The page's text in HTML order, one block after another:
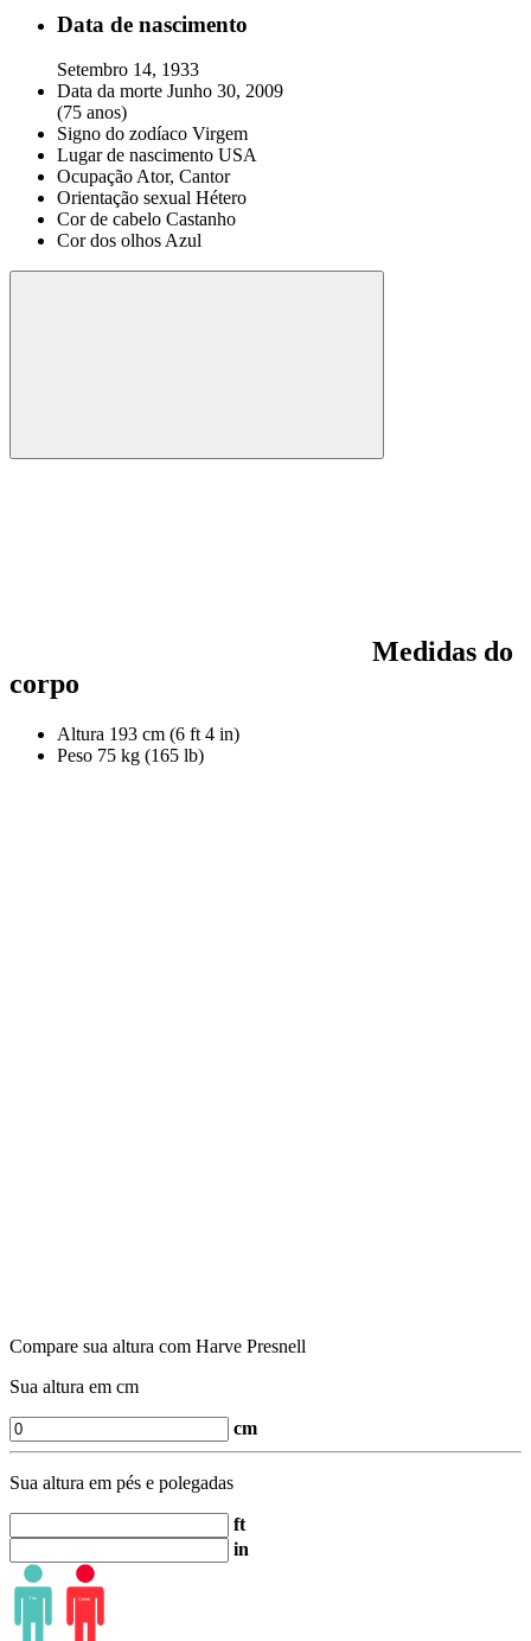
Data de nascimento
Setembro 14, 1933
Data da morte Junho 30, 2009
(75 anos)
Signo do zodíaco Virgem
Lugar de nascimento USA
OcupaçãoAtor, Cantor
Orientação sexual Hétero
Cor de cabelo Castanho
Cor dos olhosAzul
Medidas do
corpo
Altura 193 cm (6 ft 4 in)
Peso 75 kg (165 lb)
Compare sua altura com Harve Presnell
Sua altura em cm
cm
Sua altura em pés e polegadas
ft
in